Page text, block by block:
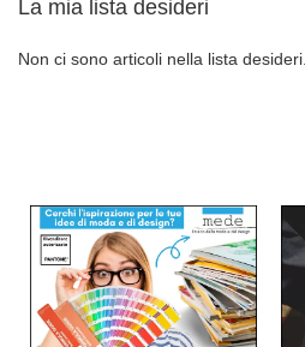
La mia lista desideri
Non ci sono articoli nella lista desideri.